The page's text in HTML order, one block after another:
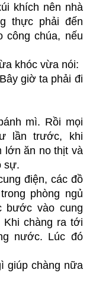
khích nên nhà
thực phải đến
công chúa, nếu
khóc vừa nói:
giờ ta phải đi
mì. Rồi mọi
lần trước, khi
lớn ăn no thịt và
sự.
điện, các đồ
phòng ngủ
bước vào cung
chàng ra tới
nước. Lúc đó
giúp chàng nữa